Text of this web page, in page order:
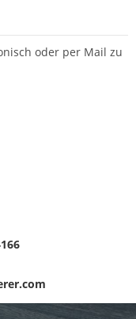
oder per Mail zu